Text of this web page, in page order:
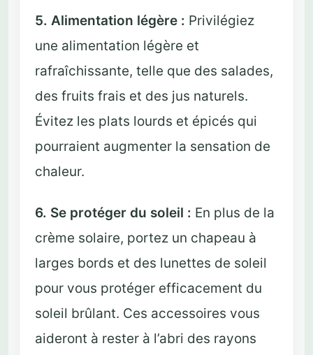
5. Alimentation légère : Privilégiez
une alimentation légère et
rafraîchissante, telle que des salades,
des fruits frais et des jus naturels.
Évitez les plats lourds et épicés qui
pourraient augmenter la sensation de
chaleur.
6. Se protéger du soleil : En plus de la
crème solaire, portez un chapeau à
larges bords et des lunettes de soleil
pour vous protéger efficacement du
soleil brûlant. Ces accessoires vous
aideront à rester à l’abri des rayons